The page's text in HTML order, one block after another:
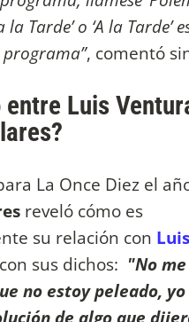
la Tarde’ o ‘A la Tarde’
, comentó
entre Luis
La Once Diez el
reveló cómo es
su relación con
sus dichos: "No
no estoy peleado,
de algo que